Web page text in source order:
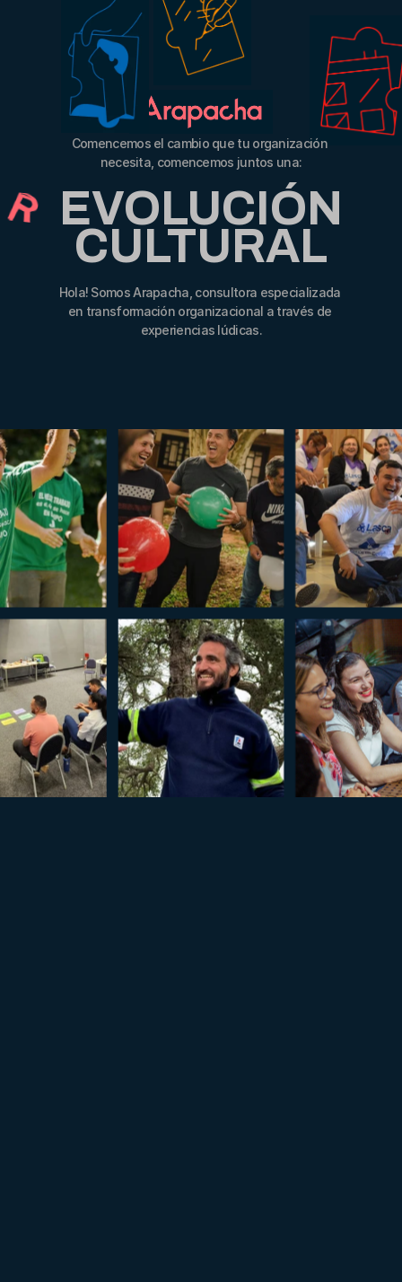
Comencemos el cambio que tu organización
necesita, comencemos juntos una:
EVOLUCIÓN
CULTURAL
Hola! Somos Arapacha, consultora especializada
en transformación organizacional a través de
experiencias lúdicas.